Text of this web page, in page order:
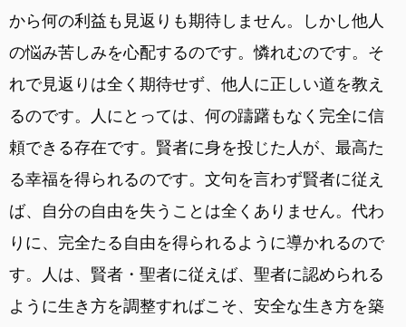
から何の利益も見返りも期待しません。しかし他人
の悩み苦しみを心配するのです。憐れむのです。そ
れで見返りは全く期待せず、他人に正しい道を教え
るのです。人にとっては、何の躊躇もなく完全に信
頼できる存在です。賢者に身を投じた人が、最高た
る幸福を得られるのです。文句を言わず賢者に従え
ば、自分の自由を失うことは全くありません。代わ
りに、完全たる自由を得られるように導かれるので
す。人は、賢者・聖者に従えば、聖者に認められる
ように生き方を調整すればこそ、安全な生き方を築